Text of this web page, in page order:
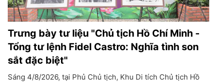
Trưng bày tư liệu "Chủ tịch Hồ Chí Minh -
Tổng tư lệnh Fidel Castro: Nghĩa tình son
sắt đặc biệt"
Sáng 4/8/2026, tại Phủ Chủ tịch, Khu Di tích Chủ tịch Hồ